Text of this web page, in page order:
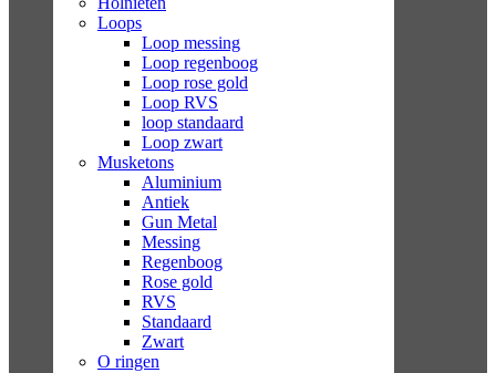
Loops
Loop messing
Loop regenboog
Loop rose gold
Loop RVS
loop standaard
Loop zwart
Musketons
Aluminium
Antiek
Gun Metal
Messing
Regenboog
Rose gold
RVS
Standaard
Zwart
O ringen